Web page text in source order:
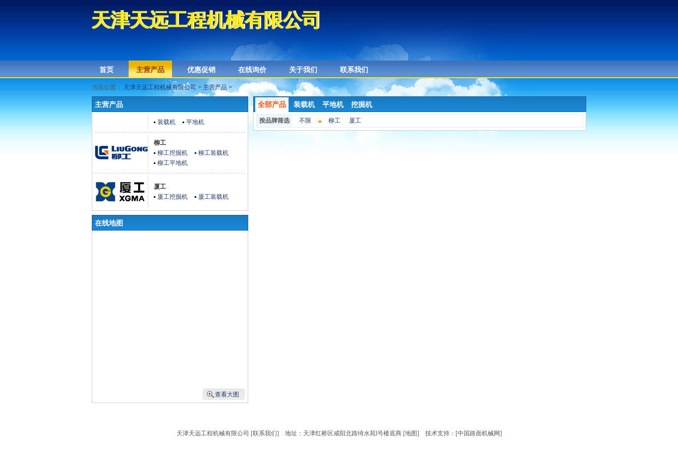
天津天远工程机械有限公司
天津天远工程机械有限公司
首页 主营产品 优惠促销 在线询价 关于我们 联系我们
当前位置： 天津天远工程机械有限公司> 主营产品 >
全部产品 装载机 平地机 挖掘机
按品牌筛选 不限 柳工 厦工
主营产品
装载机 平地机
柳工
柳工挖掘机
柳工装载机
柳工平地机
厦工
厦工挖掘机
厦工装载机
在线地图
查看大图
天津天远工程机械有限公司 [联系我们] 地址：天津红桥区咸阳北路绮水苑l号楼底商 [地图] 技术支持：[中国路面机械网]